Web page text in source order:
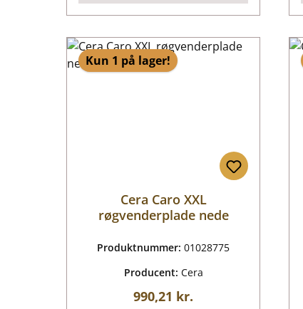
Kun 1 på lager!
Cera Caro XXL
røgvenderplade nede
Produktnummer:01028775
Producent: Cera
Almindelig pris:
990,21 kr.